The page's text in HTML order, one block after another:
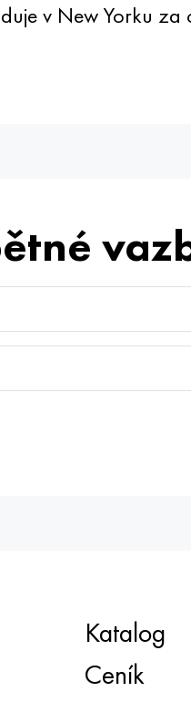
v New Yorku
Katalog
Ceník